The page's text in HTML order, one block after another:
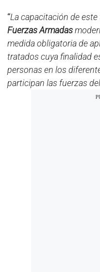
“La capacitación de
Fuerzas Armadas
medida obligatoria de
tratados cuya finalidad
personas en los
participan las fuerzas